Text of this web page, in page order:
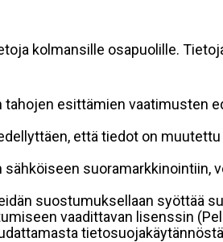
kolmansille osapuolille.
esittämien vaatimusten
että tiedot on
suoramarkkinointiin,
suostumuksellaan syöttää
vaadittavan lisenssin